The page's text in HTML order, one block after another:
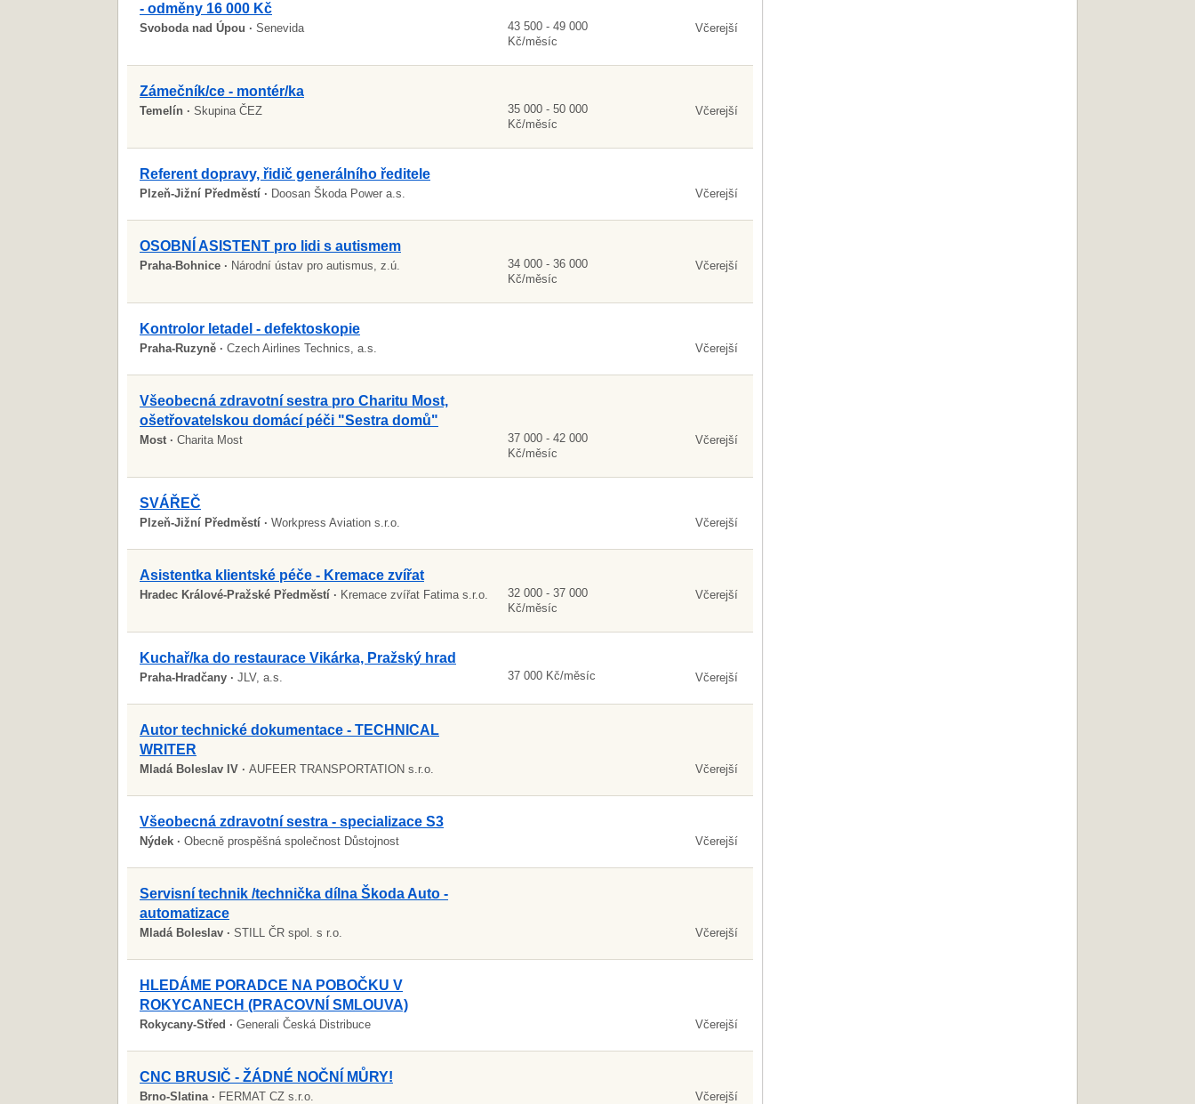
- odměny 16 000 Kč
Svoboda nad Úpou · Senevida
43 500 - 49 000
Kč/měsíc
Včerejší
Zámečník/ce - montér/ka
Temelín · Skupina ČEZ
35 000 - 50 000
Kč/měsíc
Včerejší
Referent dopravy, řidič generálního ředitele
Plzeň-Jižní Předměstí · Doosan Škoda Power a.s. Včerejší
OSOBNÍ ASISTENT pro lidi s autismem
Praha-Bohnice · Národní ústav pro autismus, z.ú.
34 000 - 36 000
Kč/měsíc
Včerejší
Kontrolor letadel - defektoskopie
Praha-Ruzyně · Czech Airlines Technics, a.s. Včerejší
Všeobecná zdravotní sestra pro Charitu Most,
ošetřovatelskou domácí péči "Sestra domů"
Most · Charita Most
37 000 - 42 000
Kč/měsíc
Včerejší
SVÁŘEČ
Plzeň-Jižní Předměstí · Workpress Aviation s.r.o. Včerejší
Asistentka klientské péče - Kremace zvířat
Hradec Králové-Pražské Předměstí · Kremace zvířat Fatima s.r.o.
32 000 - 37 000
Kč/měsíc
Včerejší
Kuchař/ka do restaurace Vikárka, Pražský hrad
Praha-Hradčany · JLV, a.s. 37 000 Kč/měsíc Včerejší
Autor technické dokumentace - TECHNICAL
WRITER
Mladá Boleslav IV · AUFEER TRANSPORTATION s.r.o. Včerejší
Všeobecná zdravotní sestra - specializace S3
Nýdek · Obecně prospěšná společnost Důstojnost Včerejší
Servisní technik /technička dílna Škoda Auto -
automatizace
Mladá Boleslav · STILL ČR spol. s r.o. Včerejší
HLEDÁME PORADCE NA POBOČKU V
ROKYCANECH (PRACOVNÍ SMLOUVA)
Rokycany-Střed · Generali Česká Distribuce Včerejší
CNC BRUSIČ - ŽÁDNÉ NOČNÍ MŮRY!
Brno-Slatina · FERMAT CZ s.r.o. Včerejší